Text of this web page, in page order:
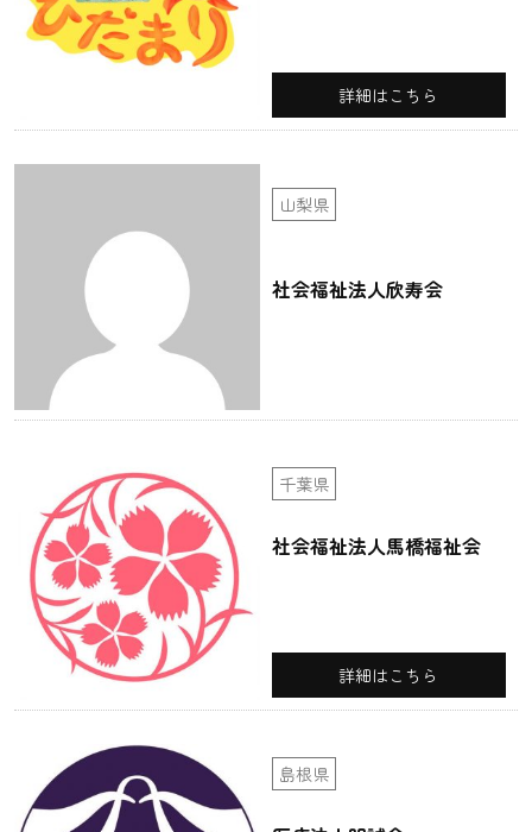
詳細はこちら
山梨県
社会福祉法人欣寿会
千葉県
社会福祉法人馬橋福祉会
詳細はこちら
島根県